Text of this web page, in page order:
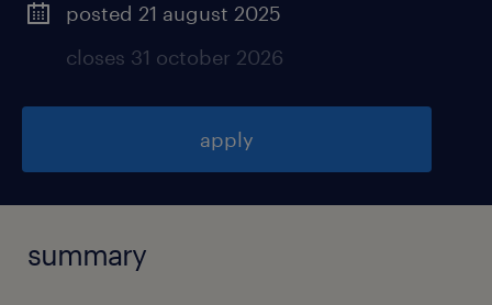
posted 21 august 2025
closes 31 october 2026
apply
summary